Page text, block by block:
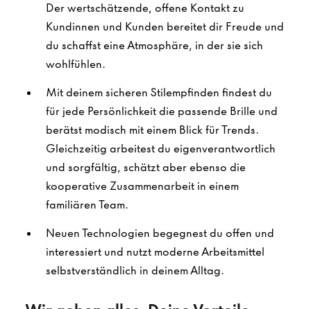
Der wertschätzende, offene Kontakt zu
Kundinnen und Kunden bereitet dir Freude und
du schaffst eine Atmosphäre, in der sie sich
wohlfühlen.
Mit deinem sicheren Stilempfinden findest du
für jede Persönlichkeit die passende Brille und
berätst modisch mit einem Blick für Trends.
Gleichzeitig arbeitest du eigenverantwortlich
und sorgfältig, schätzt aber ebenso die
kooperative Zusammenarbeit in einem
familiären Team.
Neuen Technologien begegnest du offen und
interessiert und nutzt moderne Arbeitsmittel
selbstverständlich in deinem Alltag.